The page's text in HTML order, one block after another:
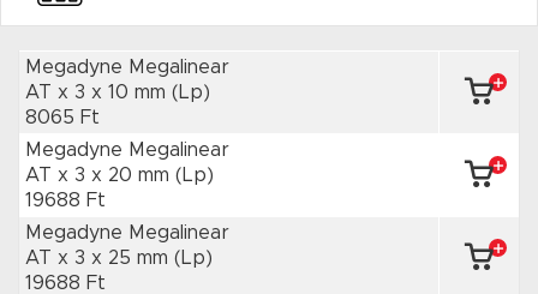
Megadyne Megalinear
AT x 3 x 10 mm (Lp)
8065 Ft
Megadyne Megalinear
AT x 3 x 20 mm (Lp)
19688 Ft
Megadyne Megalinear
AT x 3 x 25 mm (Lp)
19688 Ft